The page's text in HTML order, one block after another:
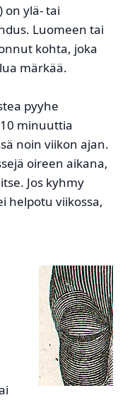
on ylä- tai
Luomeen tai
kohta, joka
märkää.
pyyhe
minuuttia
noin viikon ajan.
oireen aikana,
Jos kyhmy
helpotu viikossa,